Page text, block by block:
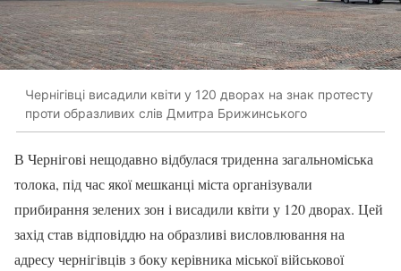
Чернігівці висадили квіти у 120 дворах на знак протесту
проти образливих слів Дмитра Брижинського
В Чернігові нещодавно відбулася триденна загальноміська
толока, під час якої мешканці міста організували
прибирання зелених зон і висадили квіти у 120 дворах. Цей
захід став відповіддю на образливі висловлювання на
адресу чернігівців з боку керівника міської військової